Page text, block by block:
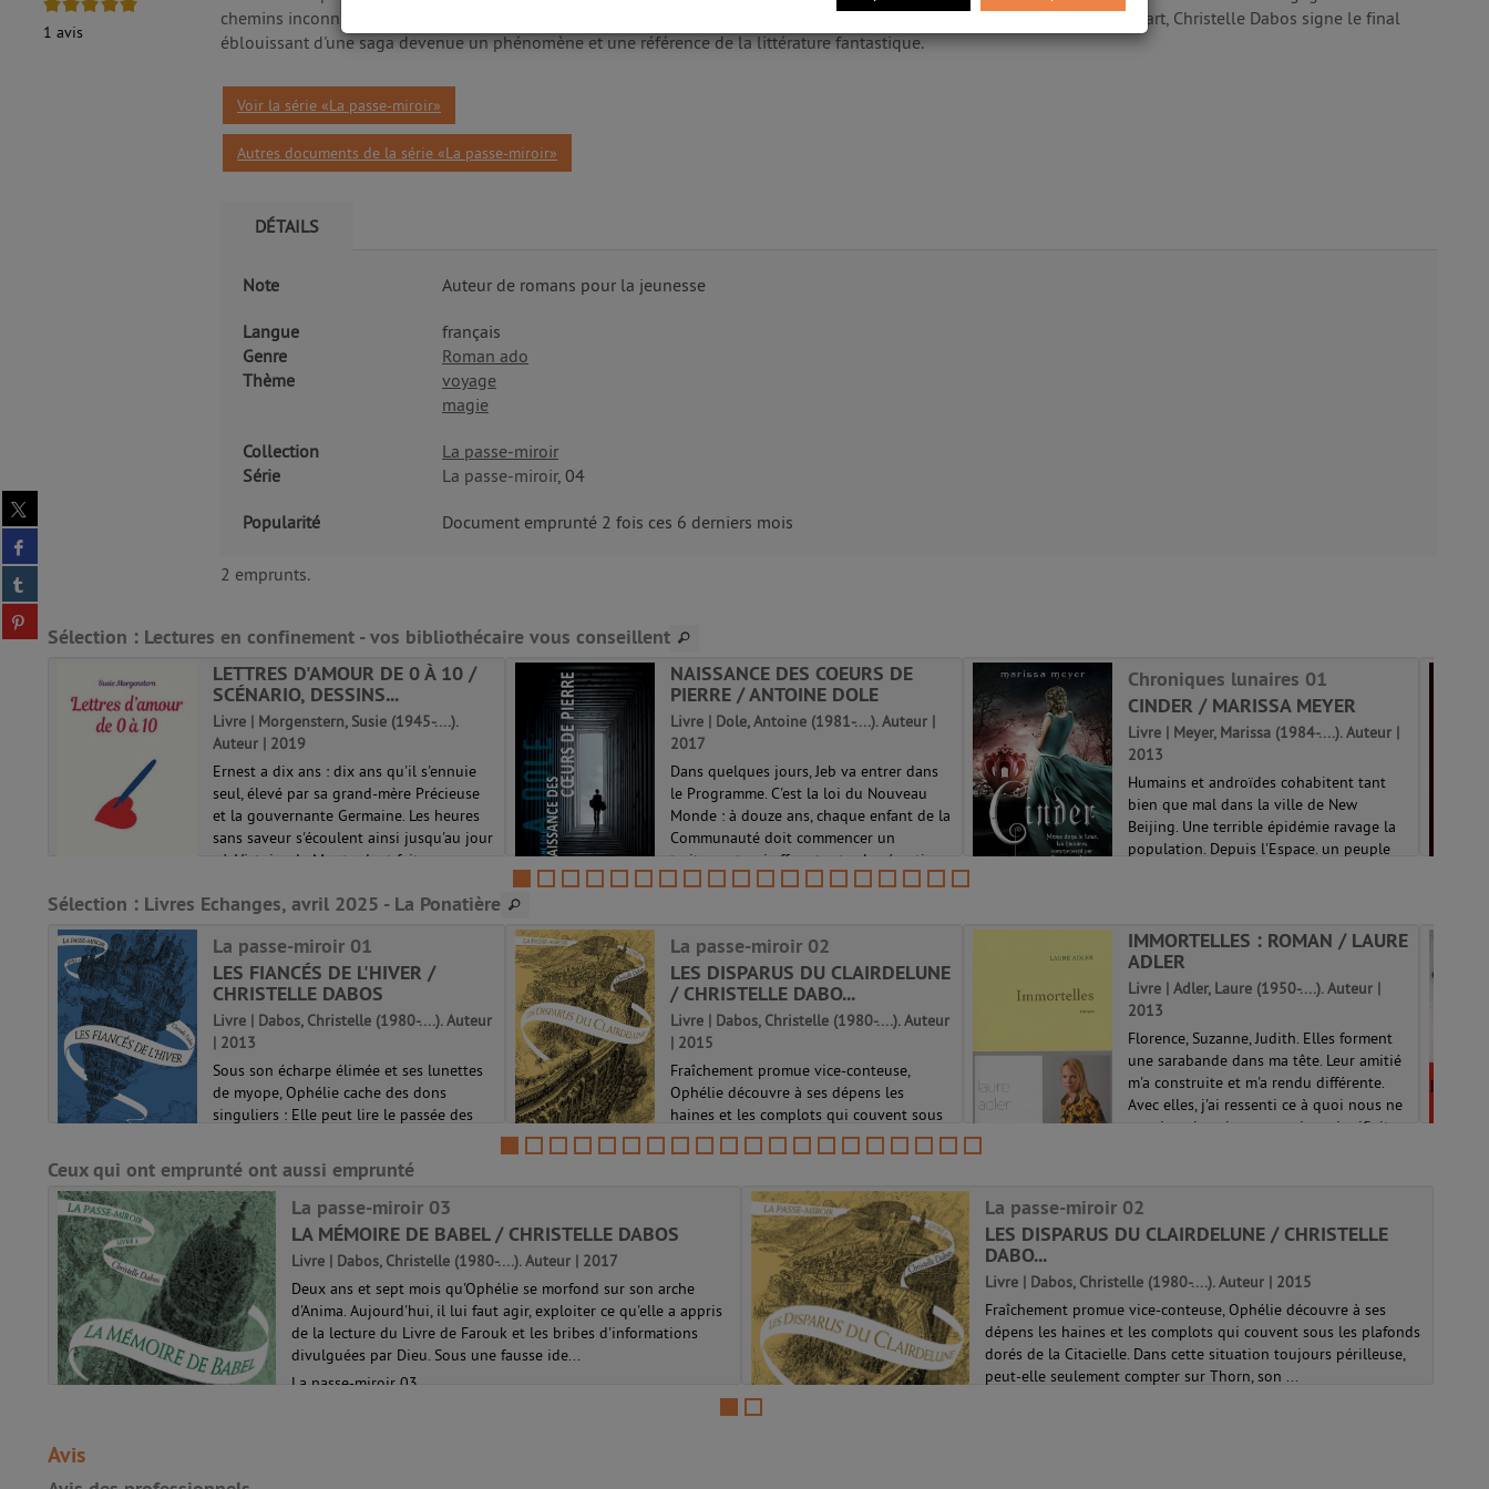
Partager
sur
twitter
(Nouvelle
fenêtre)
Partager
sur
facebook
(Nouvelle
fenêtre)
Partager
sur
tumblr
(Nouvelle
Partager
sur
1 avis
chemins inconnus où les échos du passé et du présent les mèneront vers la clef de toutes les énigmes. Au sommet de son art, Christelle Dabos signe le final
éblouissant d'une saga devenue un phénomène et une référence de la littérature fantastique.
Voir la série «La passe-miroir»
Autres documents de la série «La passe-miroir»
DÉTAILS
Note Auteur de romans pour la jeunesse
Langue
français
Genre
Roman ado
Thème
voyage
magie
Collection
La passe-miroir
Série
La passe-miroir, 04
Popularité Document emprunté 2 fois ces 6 derniers mois
2 emprunts.
Sélection : Lectures en confinement - vos bibliothécaire vous conseillent
LETTRES D'AMOUR DE 0 À 10 /
SCÉNARIO, DESSINS...
Livre | Morgenstern, Susie (1945-....).
Auteur | 2019
Ernest a dix ans : dix ans qu'il s'ennuie
seul, élevé par sa grand-mère Précieuse
et la gouvernante Germaine. Les heures
sans saveur s'écoulent ainsi jusqu'au jour
où Victoire de Montardent fait une
NAISSANCE DES COEURS DE
PIERRE / ANTOINE DOLE
Livre | Dole, Antoine (1981-....). Auteur |
2017
Dans quelques jours, Jeb va entrer dans
le Programme. C'est la loi du Nouveau
Monde : à douze ans, chaque enfant de la
Communauté doit commencer un
traitement qui efface toutes les émotions.
Mais ça, Jeb ne peut s'y résoudre. Nouv...
Chroniques lunaires 01
CINDER / MARISSA MEYER
Livre | Meyer, Marissa (1984-....). Auteur |
2013
Humains et androïdes cohabitent tant
bien que mal dans la ville de New
Beijing. Une terrible épidémie ravage la
population. Depuis l'Espace. un peuple
Sélection : Livres Echanges, avril 2025 - La Ponatière
La passe-miroir 01
LES FIANCÉS DE L'HIVER /
CHRISTELLE DABOS
Livre | Dabos, Christelle (1980-....). Auteur
| 2013
Sous son écharpe élimée et ses lunettes
de myope, Ophélie cache des dons
singuliers : Elle peut lire le passée des
paisiblement sur l'arche d'Anima quand
on la fiance à Thorn, du puissant ...
La passe-miroir 01
La passe-miroir 02
LES DISPARUS DU CLAIRDELUNE
/ CHRISTELLE DABO...
Livre | Dabos, Christelle (1980-....). Auteur
| 2015
Fraîchement promue vice-conteuse,
Ophélie découvre à ses dépens les
haines et les complots qui couvent sous
les plafonds dorés de la Citacielle. Dans
cette situation toujours périlleuse, peut-
La passe-miroir 02
IMMORTELLES : ROMAN / LAURE
ADLER
Livre | Adler, Laure (1950-....). Auteur |
2013
Florence, Suzanne, Judith. Elles forment
une sarabande dans ma tête. Leur amitié
m'a construite et m'a rendu différente.
Avec elles, j'ai ressenti ce à quoi nous ne
pensions jamais, ce que vivre signifiait.
Ceux qui ont emprunté ont aussi emprunté
La passe-miroir 03
LA MÉMOIRE DE BABEL / CHRISTELLE DABOS
Livre | Dabos, Christelle (1980-....). Auteur | 2017
Deux ans et sept mois qu'Ophélie se morfond sur son arche
d'Anima. Aujourd'hui, il lui faut agir, exploiter ce qu'elle a appris
de la lecture du Livre de Farouk et les bribes d'informations
divulguées par Dieu. Sous une fausse ide...
La passe-miroir 03
La passe-miroir 02
LES DISPARUS DU CLAIRDELUNE / CHRISTELLE
DABO...
Livre | Dabos, Christelle (1980-....). Auteur | 2015
Fraîchement promue vice-conteuse, Ophélie découvre à ses
dépens les haines et les complots qui couvent sous les plafonds
dorés de la Citacielle. Dans cette situation toujours périlleuse,
peut-elle seulement compter sur Thorn, son ...
Avis